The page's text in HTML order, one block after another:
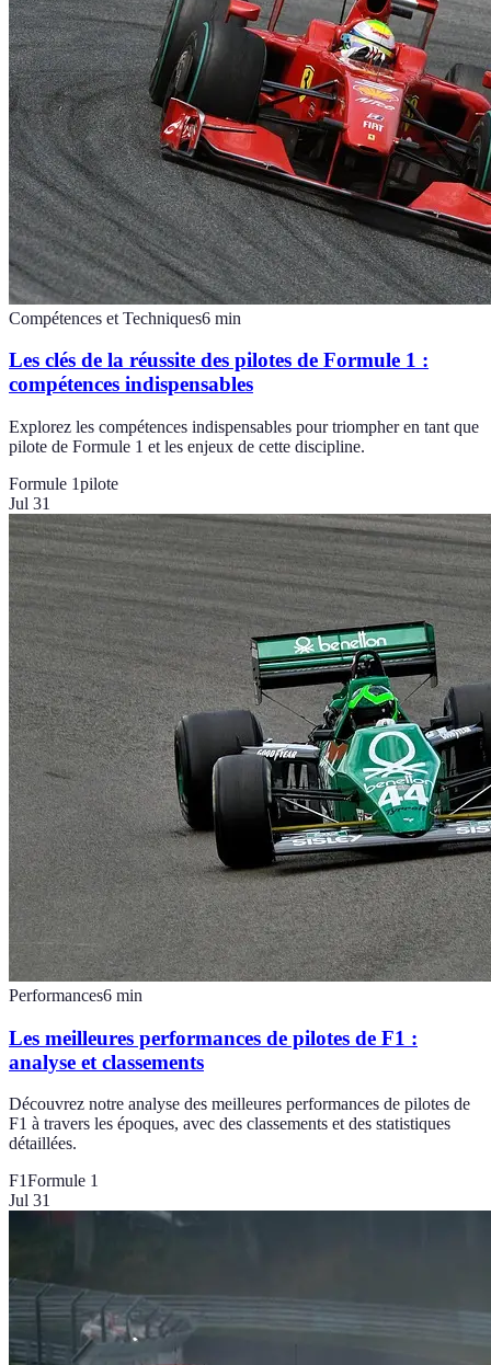
Compétences et Techniques6 min
Les clés de la réussite des pilotes de Formule 1 :
compétences indispensables
Explorez les compétences indispensables pour triompher en tant que
pilote de Formule 1 et les enjeux de cette discipline.
Formule 1pilote
Jul 31
Performances6 min
Les meilleures performances de pilotes de F1 :
analyse et classements
Découvrez notre analyse des meilleures performances de pilotes de
F1 à travers les époques, avec des classements et des statistiques
détaillées.
F1Formule 1
Jul 31